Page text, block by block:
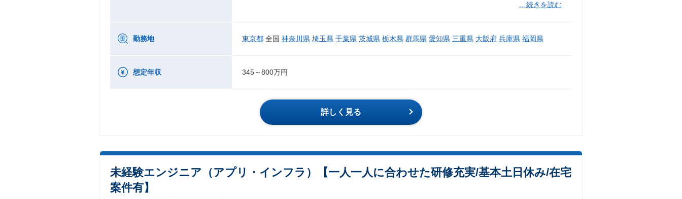
…続きを読む
勤務地 東京都 全国 神奈川県 埼玉県 千葉県 茨城県 栃木県 群馬県 愛知県 三重県 大阪府 兵庫県 福岡県
想定年収 345～800万円
詳しく見る
未経験エンジニア（アプリ・インフラ）【一人一人に合わせた研修充実/基本土日休み/在宅
案件有】